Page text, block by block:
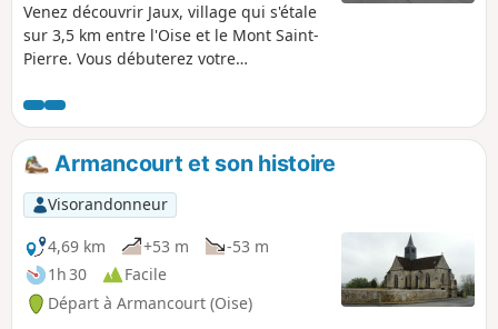
Venez découvrir Jaux, village qui s'étale
sur 3,5 km entre l'Oise et le Mont Saint-
Pierre. Vous débuterez votre
qui se rétrécit parfois. Après avoir
traversé la ligne de chemin de fer et la
D13, vous prendrez les petits chemins
en passant derrière les maisons qui
vous conduiront sur les hauteurs du
Mont Saint-Pierre. Chemin faisant, vous
rejoindrez les berges de l'Oise en
passant par le port de plaisance.
Armancourt et son histoire
Visorandonneur
4,69 km
+53 m
-53 m
1h 30
Facile
Départ à Armancourt (Oise)